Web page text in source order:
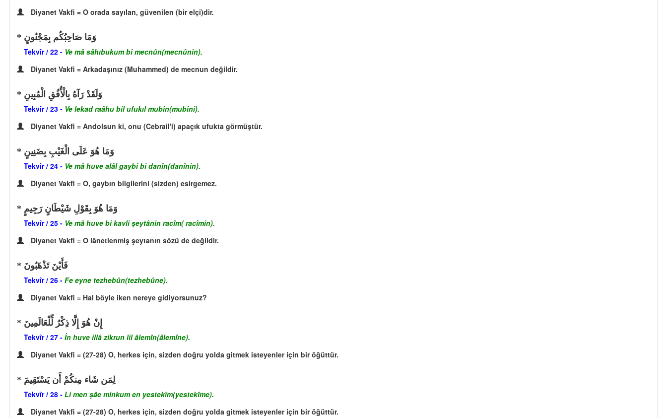
Diyanet Vakfi = O orada sayılan, güvenilen (bir elçi)dir.
وَمَا صَاحِبُكُم بِمَجْنُونٍ
Tekvîr / 22 - Ve mâ sâhıbukum bi mecnûn(mecnûnin).
Diyanet Vakfi = Arkadaşınız (Muhammed) de mecnun değildir.
وَلَقَدْ رَآهُ بِالْأُفُقِ الْمُبِينِ
Tekvîr / 23 - Ve lekad raâhu bil ufukıl mubîn(mubîni).
Diyanet Vakfi = Andolsun ki, onu (Cebrail'i) apaçık ufukta görmüştür.
وَمَا هُوَ عَلَى الْغَيْبِ بِضَنِينٍ
Tekvîr / 24 - Ve mâ huve alâl gaybi bi danîn(danînin).
Diyanet Vakfi = O, gaybın bilgilerini (sizden) esirgemez.
وَمَا هُوَ بِقَوْلِ شَيْطَانٍ رَجِيمٍ
Tekvîr / 25 - Ve mâ huve bi kavli şeytânin racîm( racîmin).
Diyanet Vakfi = O lânetlenmiş şeytanın sözü de değildir.
فَأَيْنَ تَذْهَبُونَ
Tekvîr / 26 - Fe eyne tezhebûn(tezhebûne).
Diyanet Vakfi = Hal böyle iken nereye gidiyorsunuz?
إِنْ هُوَ إِلَّا ذِكْرٌ لِّلْعَالَمِينَ
Tekvîr / 27 - İn huve illâ zikrun lil âlemîn(âlemîne).
Diyanet Vakfi = (27-28) O, herkes için, sizden doğru yolda gitmek isteyenler için bir öğüttür.
لِمَن شَاء مِنكُمْ أَن يَسْتَقِيمَ
Tekvîr / 28 - Li men şâe minkum en yestekîm(yestekîme).
Diyanet Vakfi = (27-28) O, herkes için, sizden doğru yolda gitmek isteyenler için bir öğüttür.